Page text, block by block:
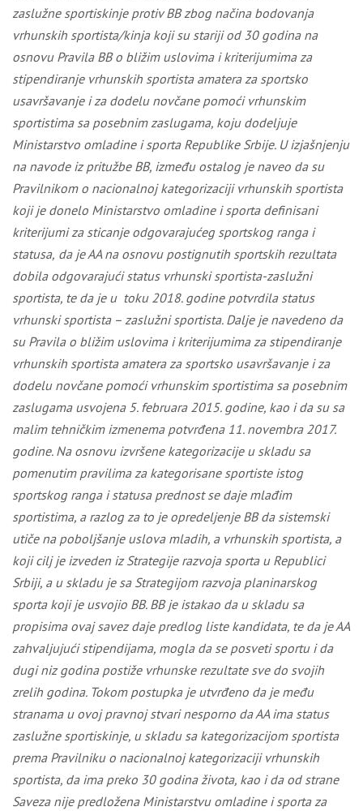
zaslužne sportiskinje protiv BB zbog načina bodovanja
vrhunskih sportista/kinja koji su stariji od 30 godina na
osnovu Pravila BB o bližim uslovima i kriterijumima za
stipendiranje vrhunskih sportista amatera za sportsko
usavršavanje i za dodelu novčane pomoći vrhunskim
sportistima sa posebnim zaslugama, koju dodeljuje
Ministarstvo omladine i sporta Republike Srbije. U izjašnjenju
na navode iz pritužbe BB, između ostalog je naveo da su
Pravilnikom o nacionalnojkategorizaciji vrhunskih sportista
koji je donelo Ministarstvo omladine i sporta definisani
kriterijumi za sticanje odgovarajućeg sportskog ranga i
statusa, da jeAA na osnovu postignutih sportskih rezultata
dobila odgovarajući status vrhunski sportista-zaslužni
sportista, te da je u toku 2018. godine potvrdila status
vrhunskisportista – zaslužni sportista. Dalje je navedeno da
su Pravila o bližim uslovima i kriterijumimaza stipendiranje
vrhunskih sportista amatera za sportsko usavršavanje iza
dodelu novčane pomoćivrhunskim sportistima sa posebnim
zaslugama usvojena 5. februara 2015. godine, kao i da su sa
malim tehničkim izmenema potvrđena11.novembra 2017.
godine. Naosnovu izvršene kategorizacije u skladu sa
pomenutim pravilima za kategorisane sportiste istog
sportskog ranga i statusa prednostse daje mlađim
sportistima, a razlog za to je opredeljenje BBda sistemski
utiče na poboljšanje uslova mladih, a vrhunskih sportista, a
koji ciljje izveden iz Strategije razvoja sporta u Republici
Srbiji, a u skladujesa Strategijom razvoja planinarskog
sporta koji je usvojio BB. BB je istakao da u skladu sa
propisima ovaj savez daje predlog liste kandidata, te da jeAA
zahvaljujući stipendijama, mogla da se posveti sportu i da
dugi niz godina postiže vrhunske rezultate sve do svojih
zrelih godina.Tokom postupka je utvrđeno da je među
stranama u ovoj pravnoj stvari nesporno da AA ima status
zaslužne sportiskinje, u skladu sa kategorizacijom sportista
prema Pravilniku o nacionalnoj kategorizaciji vrhunskih
sportista, da ima preko 30 godina života, kao i da od strane
Saveza nije predložena Ministarstvu omladine i sporta za